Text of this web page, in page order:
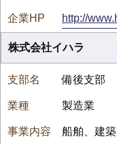
http://
株式会社イハラ
備後支部
製造業
船舶、建